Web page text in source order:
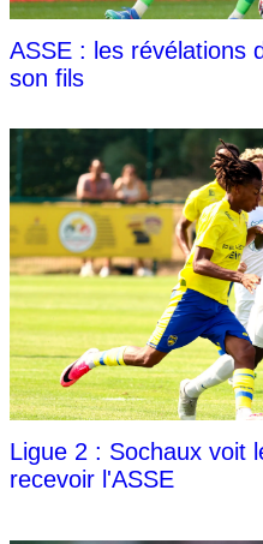
ASSE : les révélations
son fils
Ligue 2 : Sochaux voit
recevoir l'ASSE